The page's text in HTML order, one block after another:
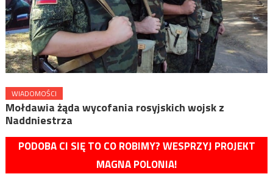
WIADOMOŚCI
Mołdawia żąda wycofania rosyjskich wojsk z
Naddniestrza
PODOBA CI SIĘ TO CO ROBIMY? WESPRZYJ PROJEKT
MAGNA POLONIA!